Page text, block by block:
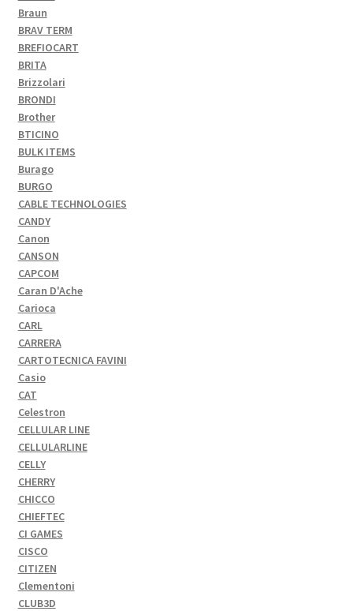
Braun
BRAV TERM
BREFIOCART
BRITA
Brizzolari
BRONDI
Brother
BTICINO
BULK ITEMS
Burago
BURGO
CABLE TECHNOLOGIES
CANDY
Canon
CANSON
CAPCOM
Caran D'Ache
Carioca
CARL
CARRERA
CARTOTECNICA FAVINI
Casio
CAT
Celestron
CELLULAR LINE
CELLULARLINE
CELLY
CHERRY
CHICCO
CHIEFTEC
CI GAMES
CISCO
CITIZEN
Clementoni
CLUB3D